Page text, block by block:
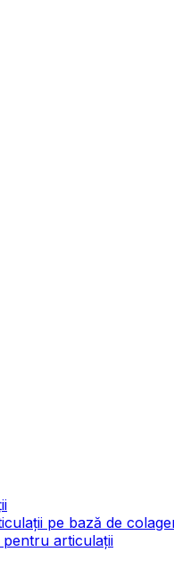
pe bază de
articulații